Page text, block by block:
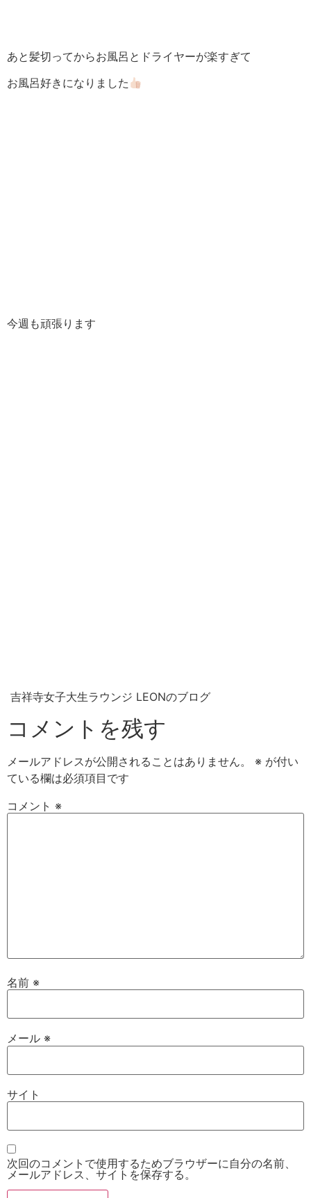
あと髪切ってからお風呂とドライヤーが楽すぎて
お風呂好きになりました
今週も頑張ります
吉祥寺女子大生ラウンジ LEONのブログ
コメントを残す
メールアドレスが公開されることはありません。 ※ が付い
ている欄は必須項目です
コメント ※
名前 ※
メール ※
サイト
次回のコメントで使用するためブラウザーに自分の名前、
メールアドレス、サイトを保存する。